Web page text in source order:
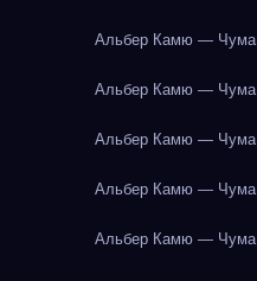
Альбер Камю — Чума
Альбер Камю — Чума
Альбер Камю — Чума
Альбер Камю — Чума
Альбер Камю — Чума